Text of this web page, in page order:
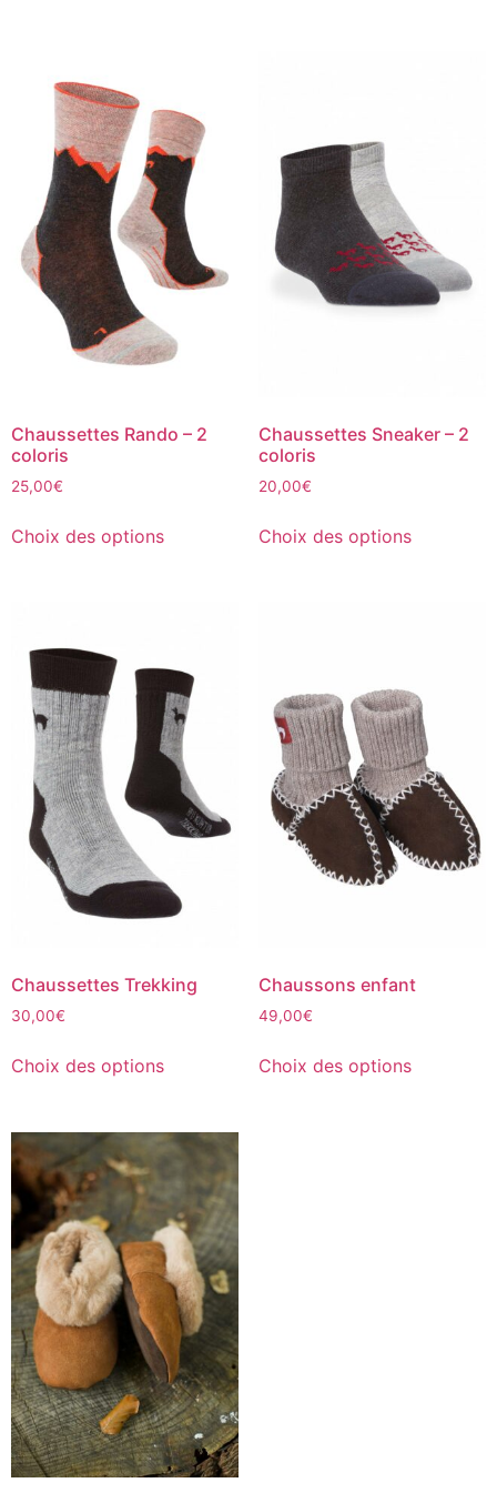
Chaussettes Rando – 2
coloris
25,00€
Choix des options
Chaussettes Sneaker – 2
coloris
20,00€
Choix des options
Chaussettes Trekking
30,00€
Choix des options
Chaussons enfant
49,00€
Choix des options